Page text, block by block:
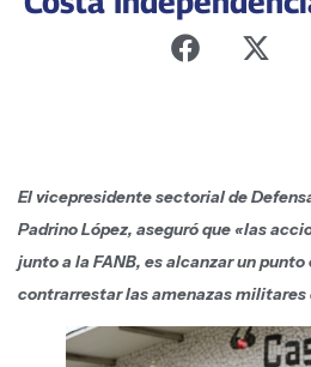
El vicepresidente sectorial de
Padrino López, aseguró que «las
junto a la FANB, es alcanzar un
contrarrestar las amenazas militares